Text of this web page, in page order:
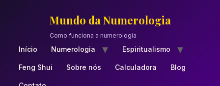
Mundo da Numerologia
Como funciona a numerologia
Início Numerologia Espiritualismo
Feng Shui Sobre nós Calculadora Blog